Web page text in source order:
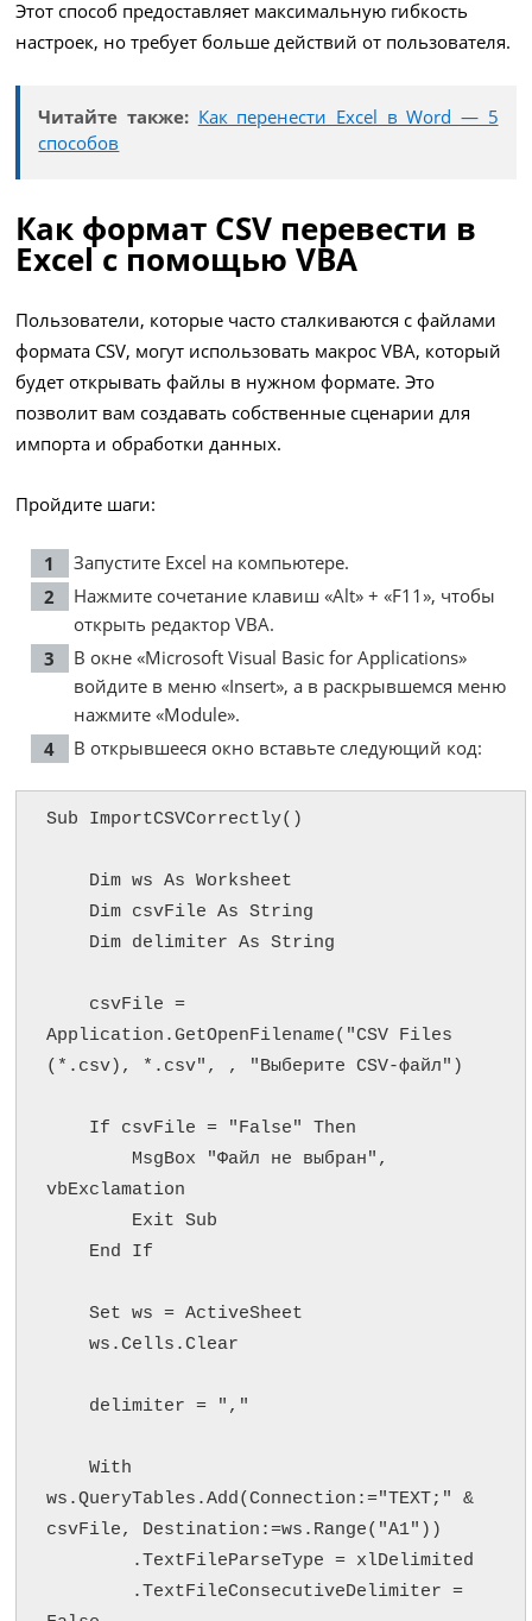
Этот способ предоставляет максимальную гибкость
настроек, но требует больше действий от пользователя.
Читайте также: Как перенести Excel в Word — 5
способов
Как формат CSV перевести в
Excel с помощью VBA
Пользователи, которые часто сталкиваются с файлами
формата CSV, могут использовать макрос VBA, который
будет открывать файлы в нужном формате. Это
позволит вам создавать собственные сценарии для
импорта и обработки данных.
Пройдите шаги:
Запустите Excel на компьютере.
Нажмите сочетание клавиш «Alt» + «F11», чтобы
открыть редактор VBA.
В окне «Microsoft Visual Basic for Applications»
войдите в меню «Insert», а в раскрывшемся меню
нажмите «Module».
В открывшееся окно вставьте следующий код:
Sub ImportCSVCorrectly()
Application.GetOpenFilename("CSV Files
(*.csv), *.csv", , "Выберите CSV-файл")
vbExclamation
ws.QueryTables.Add(Connection:="TEXT;" &
csvFile, Destination:=ws.Range("A1"))